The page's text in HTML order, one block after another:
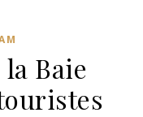
Baie